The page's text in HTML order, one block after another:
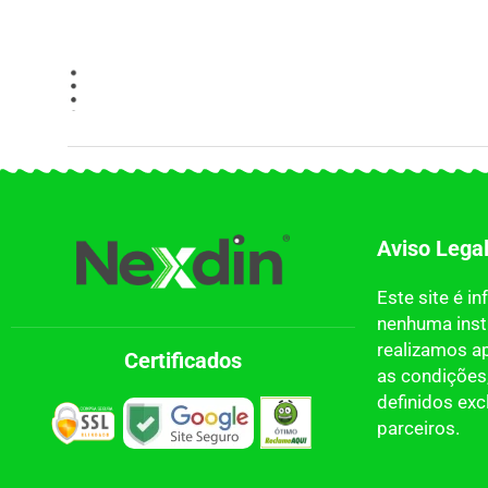
Certificados
Aviso Legal
Este site é
nenhuma
realizamos
as
definidos
parceiros.